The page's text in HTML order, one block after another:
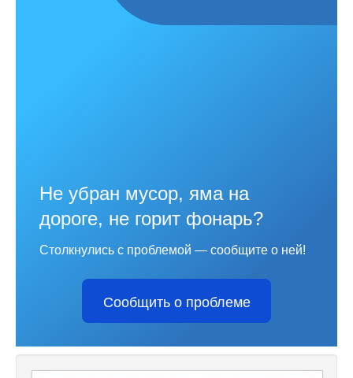
Не убран мусор, яма на
дороге, не горит фонарь?
Столкнулись с проблемой — сообщите о ней!
Сообщить о проблеме